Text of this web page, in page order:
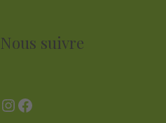
Nous suivre
Instagram
Facebook